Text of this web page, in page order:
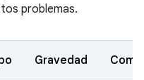
problemas.
Gravedad